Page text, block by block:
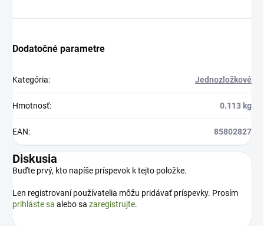
Dodatočné parametre
Kategória: Jednozložkové
Hmotnosť: 0.113 kg
EAN: 85802827
Diskusia
Buďte prvý, kto napíše príspevok k tejto položke.
Len registrovaní používatelia môžu pridávať príspevky. Prosím
prihláste sa alebo sa zaregistrujte.